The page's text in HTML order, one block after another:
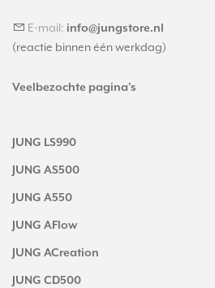
E-mail: info@jungstore.nl
(reactie binnen één werkdag)
Veelbezochte pagina's
JUNG LS990
JUNG AS500
JUNG A550
JUNG AFlow
JUNG ACreation
JUNG CD500